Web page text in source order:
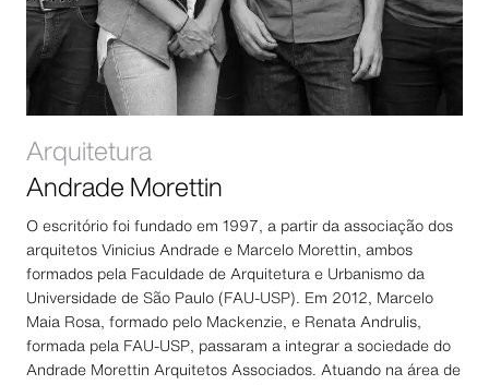
Arquitetura
Andrade Morettin
O escritório foi fundado em 1997, a partir da associação dos
arquitetos Vinicius Andrade e Marcelo Morettin, ambos
formados pela Faculdade de Arquitetura e Urbanismo da
Universidade de São Paulo (FAU-USP). Em 2012, Marcelo
Maia Rosa, formado pelo Mackenzie, e Renata Andrulis,
formada pela FAU-USP, passaram a integrar a sociedade do
Andrade Morettin Arquitetos Associados. Atuando na área de